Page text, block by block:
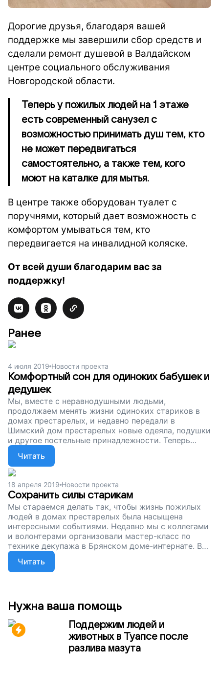
Дорогие друзья, благодаря вашей
поддержке мы завершили сбор средств и
сделали ремонт душевой в Валдайском
центре социального обслуживания
Новгородской области.
Теперь у пожилых людей на 1 этаже
есть современный санузел с
возможностью принимать душ тем, кто
не может передвигаться
самостоятельно, а также тем, кого
моют на каталке для мытья.
В центре также оборудован туалет с
поручнями, который дает возможность с
комфортом умываться тем, кто
передвигается на инвалидной коляске.
От всей души благодарим вас за
поддержку!
Ранее
4 июля 2019 Новости проекта
Комфортный сон для одиноких бабушек и
дедушек
Мы, вместе с неравнодушными людьми,
продолжаем менять жизни одиноких стариков в
домах престарелых, и недавно передали в
Шимский дом престарелых новые одеяла, подушки
и другое постельные принадлежности. Теперь
бабушки и дедушки спят не на старом изношенном
белье, а укрываются новыми мягкими одеялами.
Подарить одиноким старикам достойную
старость может каждый – сейчас мы собираем
деньги на новые душевые кабины. Поддержите наш
проект!
Читать
18 апреля 2019 Новости проекта
Сохранить силы старикам
Мы стараемся делать так, чтобы жизнь пожилых
людей в домах престарелых была насыщена
интересными событиями. Недавно мы с коллегами
и волонтерами организовали мастер-класс по
технике декупажа в Брянском доме-интернате. Все
были рады творческому занятию, возможности
пообщаться, сделать что-то своими руками. Из
таких счастливых встреч, в том числе, и
комнаты. Для нас утренний душ – это рутинная
вещь, которую мы даже не замечаем. А для
дедушек и бабушек это может быть настоящим
испытанием. Поддержите наш проект!
Читать
Нужна ваша помощь
Поддержим людей и
животных в Туапсе после
разлива мазута